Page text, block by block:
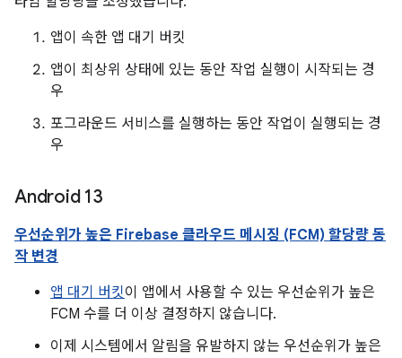
앱이 속한 앱 대기 버킷
앱이 최상위 상태에 있는 동안 작업 실행이 시작되는 경
우
포그라운드 서비스를 실행하는 동안 작업이 실행되는 경
우
Android 13
우선순위가 높은 Firebase 클라우드 메시징 (FCM) 할당량 동
작 변경
앱 대기 버킷이 앱에서 사용할 수 있는 우선순위가 높은
FCM 수를 더 이상 결정하지 않습니다.
이제 시스템에서 알림을 유발하지 않는 우선순위가 높은